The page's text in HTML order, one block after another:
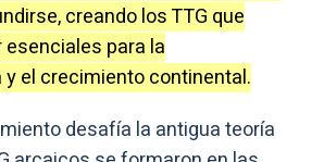
creando los TTG que
para la
el crecimiento continental.
desafía la antigua teoría